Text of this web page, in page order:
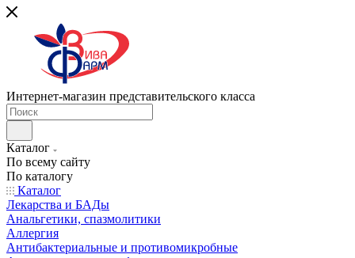
Интернет-магазин представительского класса
Каталог
По всему сайту
По каталогу
Каталог
Лекарства и БАДы
Анальгетики, спазмолитики
Аллергия
Антибактериальные и противомикробные